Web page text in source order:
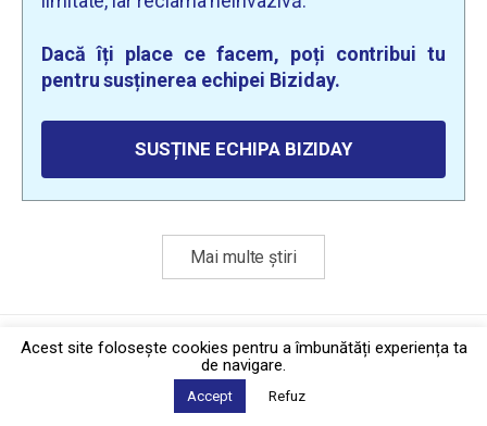
Dacă îți place ce facem, poți contribui tu
pentru susținerea echipei Biziday.
SUSȚINE ECHIPA BIZIDAY
Mai multe știri
Politica de confidențialitate·Contact
2026 © Biziday
Acest site foloseşte cookies pentru a îmbunătăți experiența ta
de navigare.
Accept Refuz